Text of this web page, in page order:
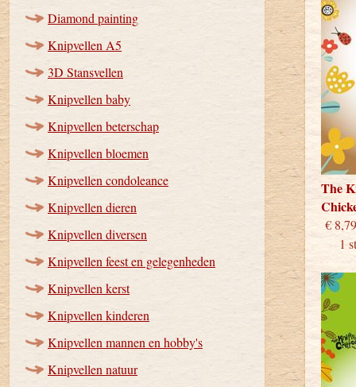
Diamond painting
Knipvellen A5
3D Stansvellen
Knipvellen baby
Knipvellen beterschap
Knipvellen bloemen
Knipvellen condoleance
Knipvellen dieren
Knipvellen diversen
Knipvellen feest en gelegenheden
Knipvellen kerst
Knipvellen kinderen
Knipvellen mannen en hobby's
Knipvellen natuur
The
1